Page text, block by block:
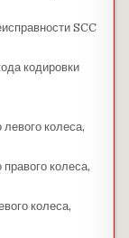
SCC
кодировки
колеса,
колеса,
колеса,